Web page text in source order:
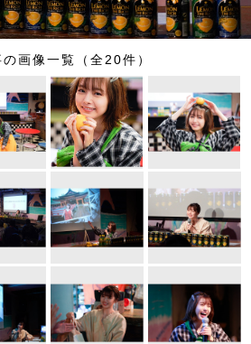
の画像一覧（全20件）